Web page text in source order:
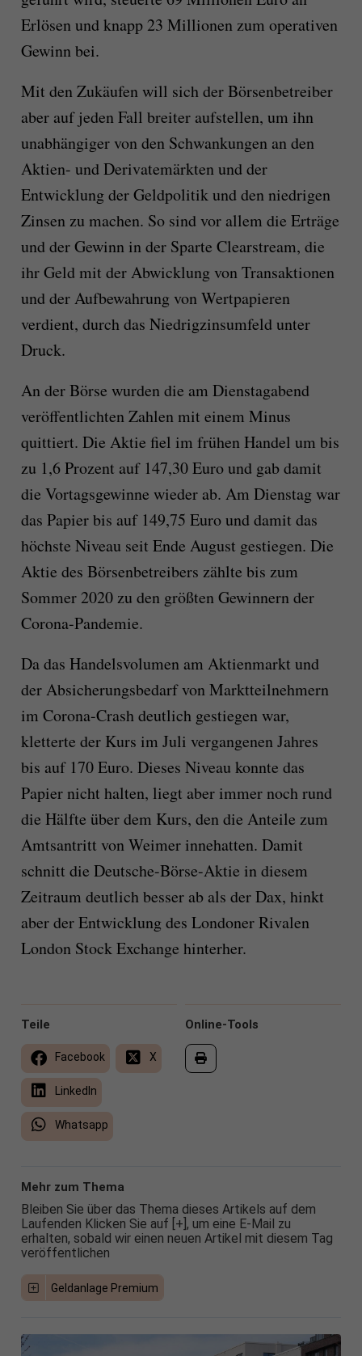
Erlösen und knapp 23 Millionen zum operativen
Gewinn bei.
Mit den Zukäufen will sich der Börsenbetreiber
aber auf jeden Fall breiter aufstellen, um ihn
unabhängiger von den Schwankungen an den
Aktien- und Derivatemärkten und der
Entwicklung der Geldpolitik und den niedrigen
Zinsen zu machen. So sind vor allem die Erträge
und der Gewinn in der Sparte Clearstream, die
ihr Geld mit der Abwicklung von Transaktionen
und der Aufbewahrung von Wertpapieren
verdient, durch das Niedrigzinsumfeld unter
Druck.
An der Börse wurden die am Dienstagabend
veröffentlichten Zahlen mit einem Minus
quittiert. Die Aktie fiel im frühen Handel um bis
zu 1,6 Prozent auf 147,30 Euro und gab damit
die Vortagsgewinne wieder ab. Am Dienstag war
das Papier bis auf 149,75 Euro und damit das
höchste Niveau seit Ende August gestiegen. Die
Aktie des Börsenbetreibers zählte bis zum
Sommer 2020 zu den größten Gewinnern der
Corona-Pandemie.
Da das Handelsvolumen am Aktienmarkt und
der Absicherungsbedarf von Marktteilnehmern
im Corona-Crash deutlich gestiegen war,
kletterte der Kurs im Juli vergangenen Jahres
bis auf 170 Euro. Dieses Niveau konnte das
Papier nicht halten, liegt aber immer noch rund
die Hälfte über dem Kurs, den die Anteile zum
Amtsantritt von Weimer innehatten. Damit
schnitt die Deutsche-Börse-Aktie in diesem
Zeitraum deutlich besser ab als der Dax, hinkt
aber der Entwicklung des Londoner Rivalen
London Stock Exchange hinterher.
Online-Tools
Teile
Facebook X
LinkedIn
Whatsapp
Mehr zum Thema
Bleiben Sie über das Thema dieses Artikels auf dem
Laufenden Klicken Sie auf [+], um eine E-Mail zu
erhalten, sobald wir einen neuen Artikel mit diesem Tag
veröffentlichen
Geldanlage Premium